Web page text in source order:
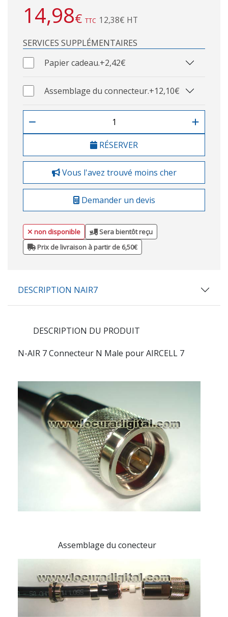
14,98€ TTC 12,38€ HT
SERVICES SUPPLÉMENTAIRES
Papier cadeau.+2,42€
Assemblage du connecteur.+12,10€
RÉSERVER
Vous l'avez trouvé moins cher
Demander un devis
non disponible
Sera bientôt reçu
Prix de livraison à partir de 6,50€
DESCRIPTION NAIR7
DESCRIPTION DU PRODUIT
N-AIR 7 Connecteur N Male pour AIRCELL 7
Assemblage du conecteur